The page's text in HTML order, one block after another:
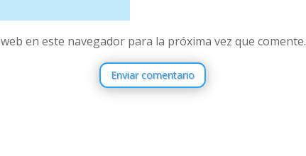
en este navegador para la próxima vez que comente.
Enviar comentario